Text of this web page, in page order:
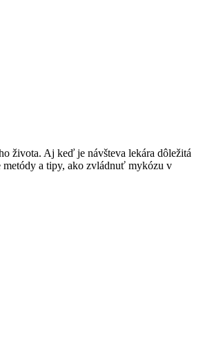
života. Aj keď je návšteva lekára dôležitá
metódy a tipy, ako zvládnuť mykózu v